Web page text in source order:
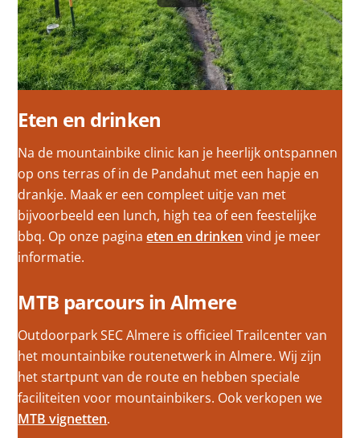
Eten en drinken
Na de mountainbike clinic kan je heerlijk ontspannen
op ons terras of in de Pandahut met een hapje en
drankje. Maak er een compleet uitje van met
bijvoorbeeld een lunch, high tea of een feestelijke
bbq. Op onze paginaeten en drinken vind je meer
informatie.
MTB parcours in Almere
Outdoorpark SEC Almere is officieel Trailcenter van
het mountainbike routenetwerk in Almere. Wij zijn
het startpunt van de route en hebben speciale
faciliteiten voor mountainbikers. Ook verkopen we
MTB vignetten.